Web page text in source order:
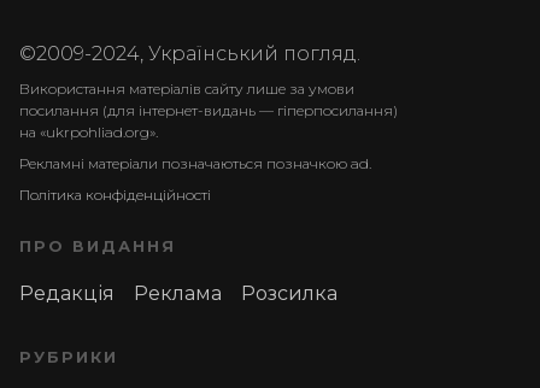
©2009-2024, Український погляд.
Використання матеріалів сайту лише за умови
посилання (для інтернет-видань — гіперпосилання)
на «ukrpohliad.org».
Рекламні матеріали позначаються позначкою ad.
Політика конфіденційності
ПРО ВИДАННЯ
Редакція Реклама Розсилка
РУБРИКИ